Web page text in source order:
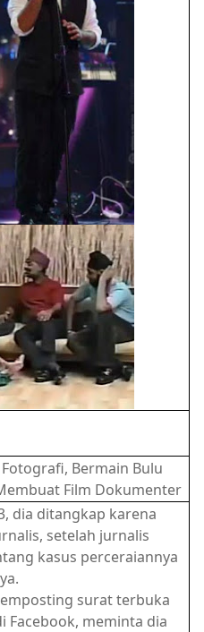
Bermain Bulu
Film Dokumenter
dia ditangkap karena
setelah jurnalis
kasus perceraiannya
surat terbuka
Facebook, meminta dia